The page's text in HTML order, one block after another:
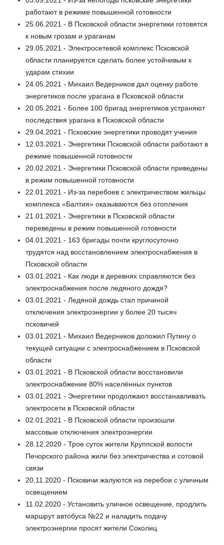
работают в режиме повышенной готовности
25.06.2021 - В Псковской области энергетики готовятся
к новым грозам и ураганам
29.05.2021 - Электросетевой комплекс Псковской
области планируется сделать более устойчивым к
ударам стихии
24.05.2021 - Михаил Ведерников дал оценку работе
энергетиков после урагана в Псковской области
20.05.2021 - Более 100 бригад энергетиков устраняют
последствия урагана в Псковской области
29.04.2021 - Псковские энергетики проводят учения
12.03.2021 - Энергетики Псковской области работают в
режиме повышенной готовности
20.02.2021 - Энергетики Псковской области приведены
в режим повышенной готовности
22.01.2021 - Из-за перебоев с электричеством жильцы
комплекса «Балтия» оказываются без отопления
21.01.2021 - Энергетики в Псковской области
переведены в режим повышенной готовности
04.01.2021 - 163 бригады почти круглосуточно
трудятся над восстановлением электроснабжения в
Псковской области
03.01.2021 - Как люди в деревнях справляются без
электроснабжения после ледяного дождя?
03.01.2021 - Ледяной дождь стал причиной
отключения электроэнергии у более 20 тысяч
псковичей
03.01.2021 - Михаил Ведерников доложил Путину о
текущей ситуации с электроснабжением в Псковской
области
03.01.2021 - В Псковской области восстановили
электроснабжение 80% населённых пунктов
03.01.2021 - Энергетики продолжают восстанавливать
электросети в Псковской области
02.01.2021 - В Псковской области произошли
массовые отключения электроэнергии
28.12.2020 - Трое суток жители Круппской волости
Печорского района жили без электричества и сотовой
связи
20.11.2020 - Псковичи жалуются на перебои с уличным
освещением
11.02.2020 - Установить уличное освещение, продлить
маршрут автобуса №22 и наладить подачу
электроэнергии просят жители Соколиц